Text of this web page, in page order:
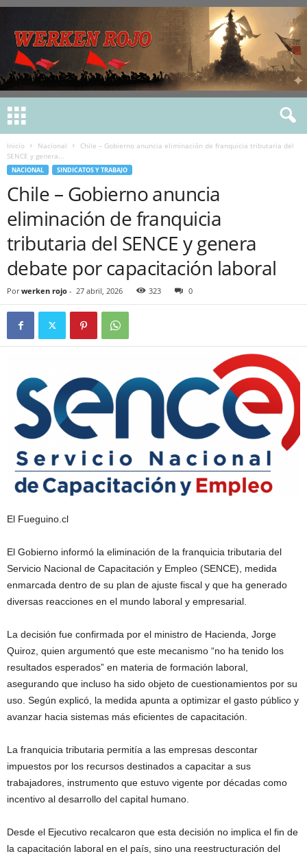
Inicio Nacional
Chile – Gobierno anuncia eliminación de franquicia tributaria del
SENCE y genera...
NACIONAL SINDICATOS Y TRABAJO
Chile – Gobierno anuncia
eliminación de franquicia
tributaria del SENCE y genera
debate por capacitación laboral
Por werken rojo - 27 abril, 2026 323 0
El Fueguino.cl
El Gobierno informó la eliminación de la franquicia tributaria del
Servicio Nacional de Capacitación y Empleo (SENCE), medida
enmarcada dentro de su plan de ajuste fiscal y que ha generado
diversas reacciones en el mundo laboral y empresarial.
La decisión fue confirmada por el ministro de Hacienda, Jorge
Quiroz, quien argumentó que este mecanismo “no ha tenido los
resultados esperados” en materia de formación laboral,
asegurando que incluso ha sido objeto de cuestionamientos por su
uso. Según explicó, la medida apunta a optimizar el gasto público y
avanzar hacia sistemas más eficientes de capacitación.
La franquicia tributaria permitía a las empresas descontar
impuestos por los recursos destinados a capacitar a sus
trabajadores, instrumento que estuvo vigente por décadas como
incentivo al desarrollo del capital humano.
Desde el Ejecutivo recalcaron que esta decisión no implica el fin de
la capacitación laboral en el país, sino una reestructuración del